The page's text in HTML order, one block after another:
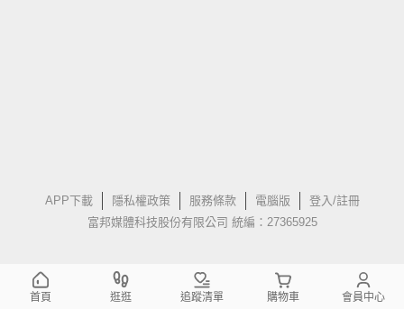
APP下載 隱私權政策 服務條款 電腦版
登入/註冊
富邦媒體科技股份有限公司 統編：27365925
首頁 逛逛 追蹤清單 購物車 會員中心